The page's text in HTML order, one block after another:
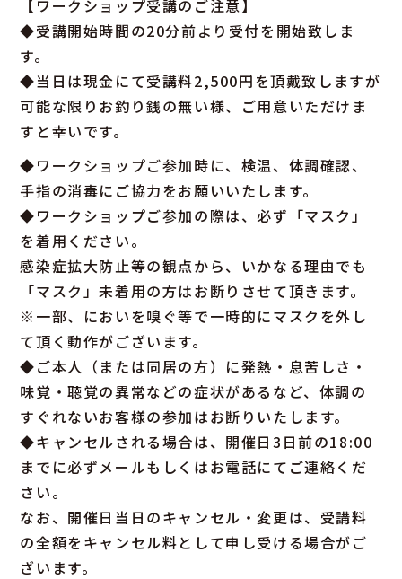
【ワークショップ受講のご注意】
◆受講開始時間の20分前より受付を開始致しま
す。
◆当日は現金にて受講料2,500円を頂戴致しますが
可能な限りお釣り銭の無い様、ご用意いただけま
すと幸いです。
◆ワークショップご参加時に、検温、体調確認、
手指の消毒にご協力をお願いいたします。
◆ワークショップご参加の際は、必ず「マスク」
を着用ください。
感染症拡大防止等の観点から、いかなる理由でも
「マスク」未着用の方はお断りさせて頂きます。
※一部、においを嗅ぐ等で一時的にマスクを外し
て頂く動作がございます。
◆ご本人（または同居の方）に発熱・息苦しさ・
味覚・聴覚の異常などの症状があるなど、体調の
すぐれないお客様の参加はお断りいたします。
◆キャンセルされる場合は、開催日3日前の18:00
までに必ずメールもしくはお電話にてご連絡くだ
さい。
なお、開催日当日のキャンセル・変更は、受講料
の全額をキャンセル料として申し受ける場合がご
ざいます。